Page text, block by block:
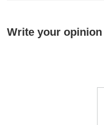
Write your opinion